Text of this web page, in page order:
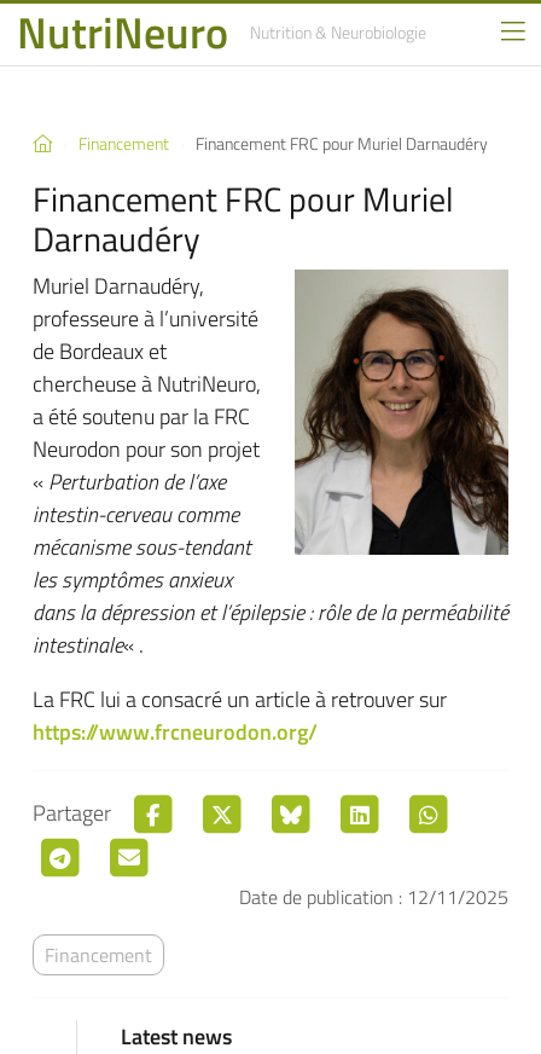
NutriNeuro Nutrition& Neurobiologie
Financement Financement FRC pour Muriel Darnaudéry
Financement FRC pour Muriel
Darnaudéry
Muriel Darnaudéry,
professeure à l’université
de Bordeaux et
chercheuse à NutriNeuro,
a été soutenu par la FRC
Neurodon pour son projet
«Perturbation de l’axe
intestin-cerveau comme
mécanisme sous-tendant
les symptômes anxieux
dans la dépression et l’épilepsie : rôle de la perméabilité
intestinale« .
La FRC lui a consacré un article à retrouver sur
https://www.frcneurodon.org/
Partager
Date de publication : 12/11/2025
Financement
Latest news